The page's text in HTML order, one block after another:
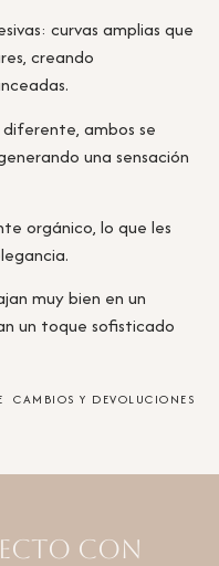
curvas amplias que
creando
ambos se
una sensación
orgánico, lo que les
muy bien en un
un toque sofisticado
CAMBIOS Y DEVOLUCIONES
con